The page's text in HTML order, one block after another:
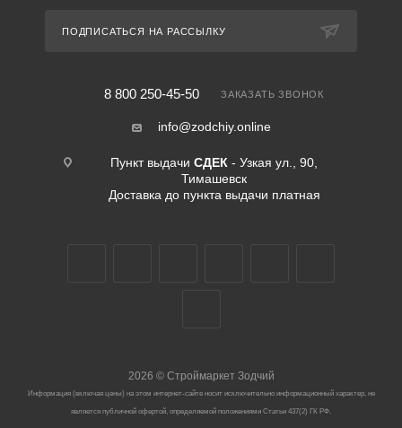
ПОДПИСАТЬСЯ НА РАССЫЛКУ
8 800 250-45-50 ЗАКАЗАТЬ ЗВОНОК
info@zodchiy.online
Пункт выдачи СДЕК - Узкая ул., 90,
Тимашевск
Доставка до пункта выдачи платная
2026 ©Строймаркет Зодчий
Информация (включая цены) на этом интернет-сайте носит исключительно информационный характер, не
является публичной офертой, определяемой положениями Статьи 437(2) ГК РФ.